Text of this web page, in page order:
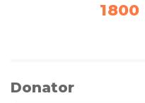
1800
Donator